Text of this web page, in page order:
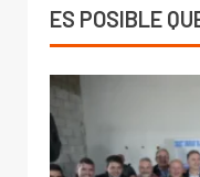
ES POSIBLE